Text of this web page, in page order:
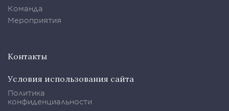
Команда
Мероприятия
Контакты
Условия использования сайта
Политика
конфиденциальности